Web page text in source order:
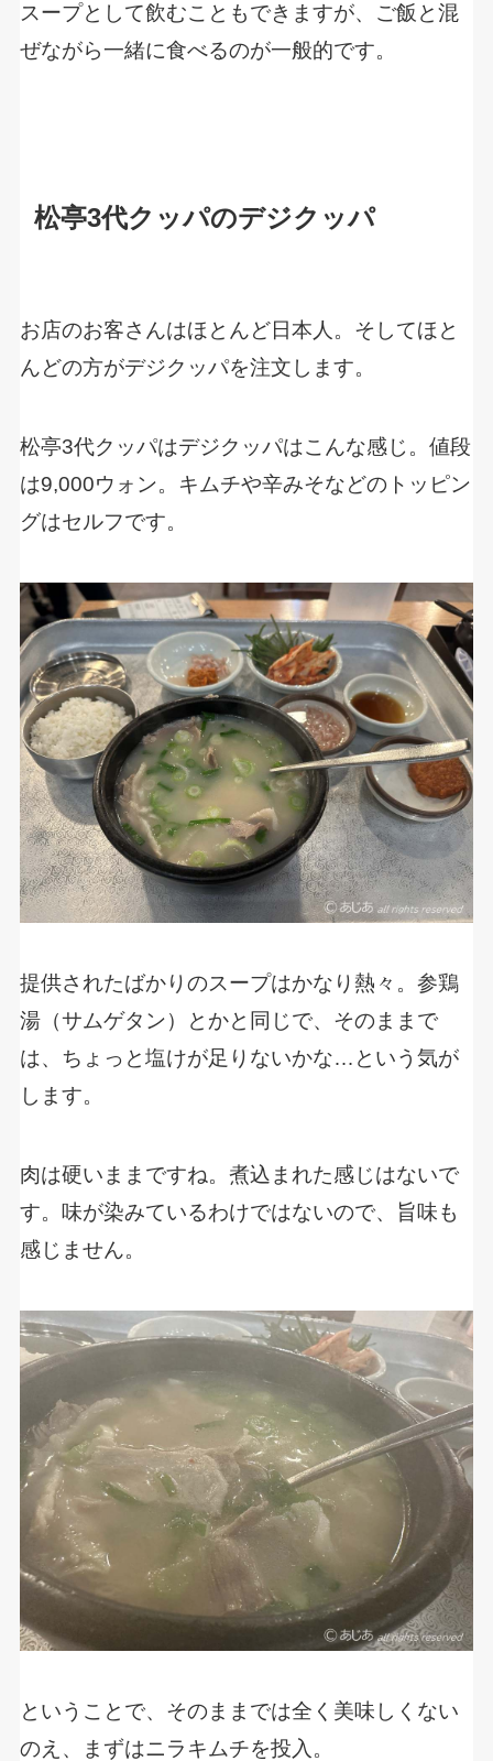
スープとして飲むこともできますが、ご飯と混
ぜながら一緒に食べるのが一般的です。
松亭3代クッパのデジクッパ
お店のお客さんはほとんど日本人。そしてほと
んどの方がデジクッパを注文します。
松亭3代クッパはデジクッパはこんな感じ。値段
は9,000ウォン。キムチや辛みそなどのトッピン
グはセルフです。
提供されたばかりのスープはかなり熱々。参鶏
湯（サムゲタン）とかと同じで、そのままで
は、ちょっと塩けが足りないかな…という気が
します。
肉は硬いままですね。煮込まれた感じはないで
す。味が染みているわけではないので、旨味も
感じません。
ということで、そのままでは全く美味しくない
のえ、まずはニラキムチを投入。